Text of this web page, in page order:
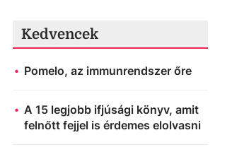
Kedvencek
Pomelo, az immunrendszer őre
A 15 legjobb ifjúsági könyv, amit
felnőtt fejjel is érdemes elolvasni